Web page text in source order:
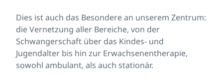
Dies ist auch das Besondere an unserem Zentrum:
die Vernetzung aller Bereiche, von der
Schwangerschaft über das Kindes- und
Jugendalter bis hin zur Erwachsenentherapie,
sowohl ambulant, als auch stationär.